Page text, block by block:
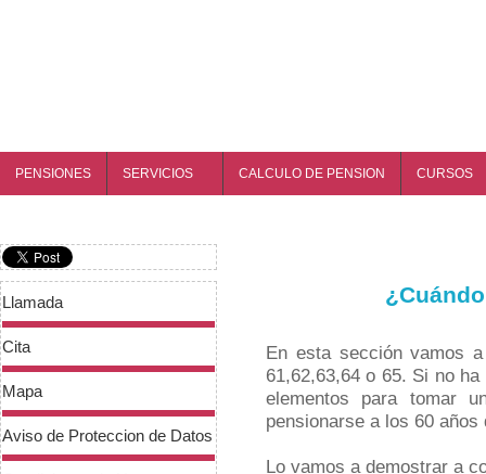
PENSIONES SERVICIOS CALCULO DE PENSION CURSOS
Llamada
Cita
Mapa
Aviso de Proteccion de Datos
En esta sección vamos
61,62,63,64 o 65. Si no
elementos para tomar
pensionarse a los 60
Lo vamos a demostrar a